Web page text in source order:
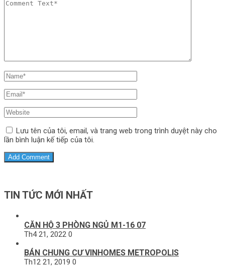
Lưu tên của tôi, email, và trang web trong trình duyệt này cho
lần bình luận kế tiếp của tôi.
TIN TỨC MỚI NHẤT
CĂN HỘ 3 PHÒNG NGỦ M1-16 07
Th4 21, 2022 0
BÁN CHUNG CƯ VINHOMES METROPOLIS
Th12 21, 2019 0